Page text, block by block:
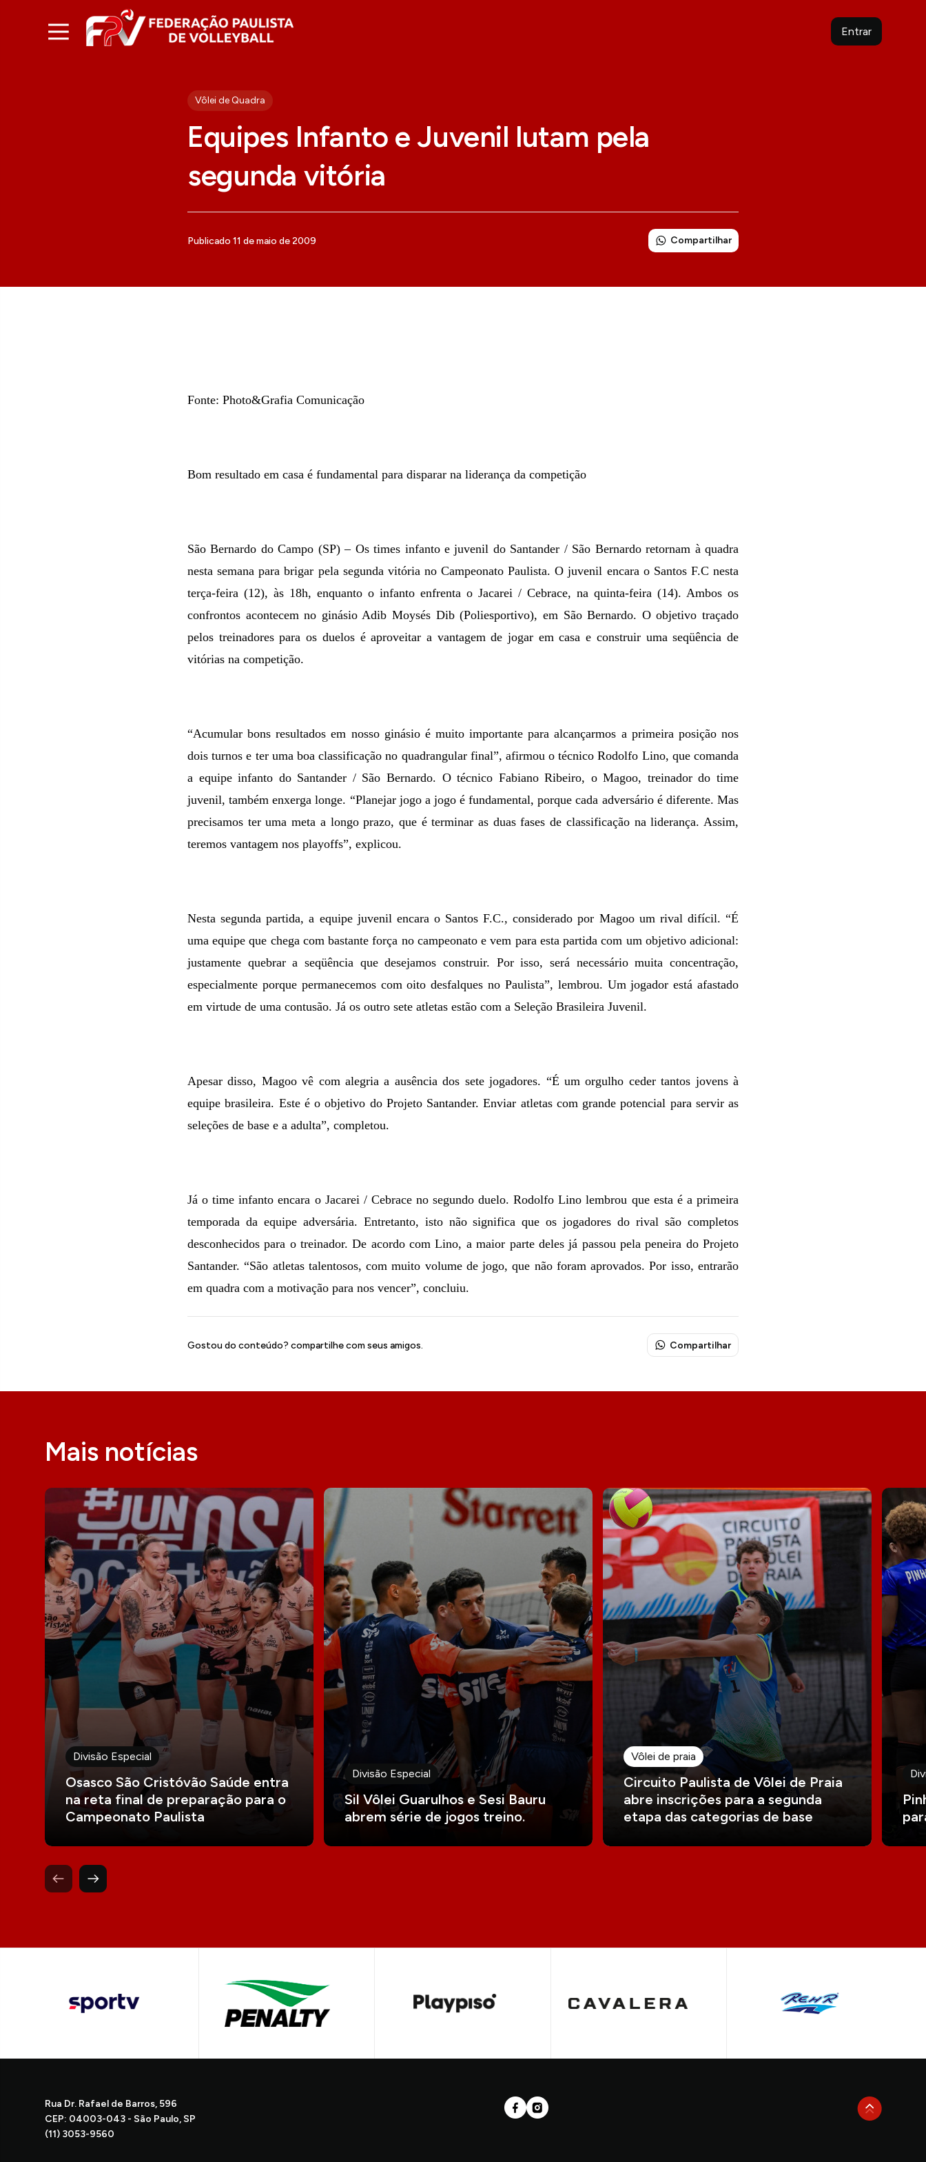
Entrar
Vôlei de Quadra
Equipes Infanto e Juvenil lutam pela
segunda vitória
Publicado 11 de maio de 2009 Compartilhar
Fonte: Photo&Grafia Comunicação
Bom resultado em casa é fundamental para disparar na liderança da competição
São Bernardo do Campo (SP) – Os times infanto e juvenil do Santander / São Bernardo retornam à quadra
nesta semana para brigar pela segunda vitória no Campeonato Paulista. O juvenil encara o Santos F.C nesta
terça-feira (12), às 18h, enquanto o infanto enfrenta o Jacarei / Cebrace, na quinta-feira (14). Ambos os
confrontos acontecem no ginásio Adib Moysés Dib (Poliesportivo), em São Bernardo. Oobjetivo traçado
pelos treinadores para os duelos é aproveitar a vantagem de jogar em casa e construir uma seqüência de
vitórias na competição.
“Acumular bons resultados em nosso ginásio é muito importante para alcançarmos a primeira posição nos
dois turnos e ter uma boa classificação no quadrangular final”, afirmou o técnico Rodolfo Lino, que comanda
a equipe infanto do Santander / São Bernardo. O técnico Fabiano Ribeiro, o Magoo, treinador do time
juvenil, também enxerga longe. “Planejar jogo a jogo é fundamental, porque cada adversário é diferente. Mas
precisamos ter uma meta a longo prazo, que é terminar as duas fases de classificação na liderança. Assim,
teremos vantagem nos playoffs”, explicou.
Nesta segunda partida, a equipe juvenil encara o Santos F.C., considerado por Magoo um rival difícil. “É
uma equipe que chega com bastante força no campeonato e vem para esta partida com um objetivo adicional:
justamente quebrar a seqüência que desejamos construir. Por isso, será necessário muita concentração,
especialmente porque permanecemos com oito desfalques no Paulista”, lembrou. Um jogador está afastado
em virtude de uma contusão. Já os outro sete atletas estão com a Seleção Brasileira Juvenil.
Apesar disso, Magoo vê com alegria a ausência dos sete jogadores. “É um orgulho ceder tantos jovens à
equipe brasileira. Este é o objetivo do Projeto Santander. Enviar atletas com grande potencial para servir as
seleções de base e a adulta”, completou.
Já o time infanto encara o Jacarei / Cebrace no segundo duelo. Rodolfo Lino lembrou que esta é a primeira
temporada da equipe adversária. Entretanto, isto não significa que os jogadores do rival são completos
desconhecidos para o treinador. De acordo com Lino, a maior parte deles já passou pela peneira do Projeto
Santander. “São atletas talentosos, com muito volume de jogo, que não foram aprovados. Por isso, entrarão
em quadra com a motivação para nos vencer”, concluiu.
Gostou do conteúdo? compartilhe com seus amigos. Compartilhar
Mais notícias
Divisão Especial
Osasco São Cristóvão Saúde entra
na reta final de preparação para o
Campeonato Paulista
Divisão Especial
Sil Vôlei Guarulhos e Sesi Bauru
abrem série de jogos treino.
Vôlei de praia
Circuito Paulista de Vôlei de Praia
abre inscrições para a segunda
etapa das categorias de base
Rua Dr. Rafael de Barros, 596
CEP: 04003-043 - São Paulo, SP
(11) 3053-9560